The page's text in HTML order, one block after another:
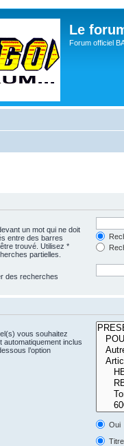
Le
Forum officiel
un mot qui ne doit
entre des barres
trouvé. Utilisez *
partielles.
des recherches
vous souhaitez
inclus
l’option
Oui